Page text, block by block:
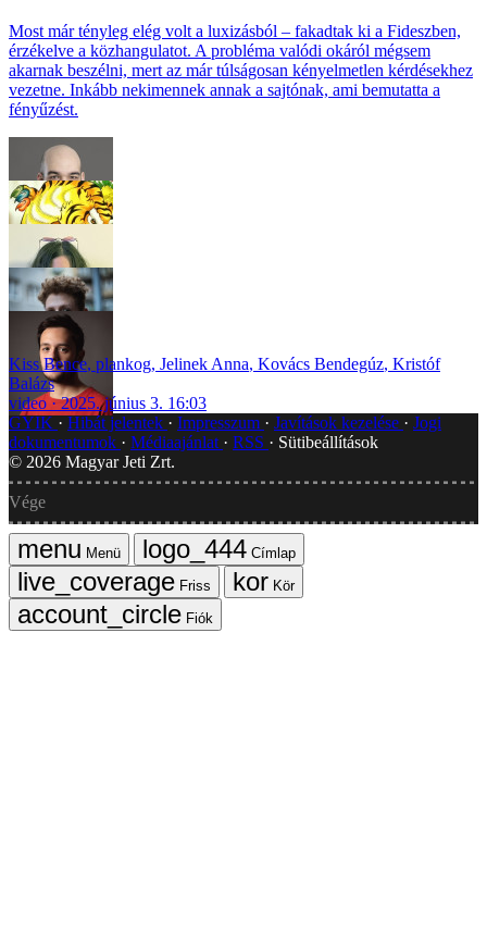
Most már tényleg elég volt a luxizásból – fakadtak ki a Fideszben,
érzékelve a közhangulatot. A probléma valódi okáról mégsem
akarnak beszélni, mert az már túlságosan kényelmetlen kérdésekhez
vezetne. Inkább nekimennek annak a sajtónak, ami bemutatta a
fényűzést.
Kiss Bence, plankog, Jelinek Anna, Kovács Bendegúz, Kristóf
Balázs
video
2025. június 3. 16:03
GYIK
Hibát jelentek Impresszum Javítások kezelése
Jogi
dokumentumok
Médiaajánlat RSS
Sütibeállítások
© 2026 Magyar Jeti Zrt.
Vége
Menü
Címlap
Friss
Kör
Fiók